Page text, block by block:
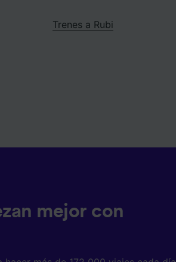
Trenes a Rubi
mejor con